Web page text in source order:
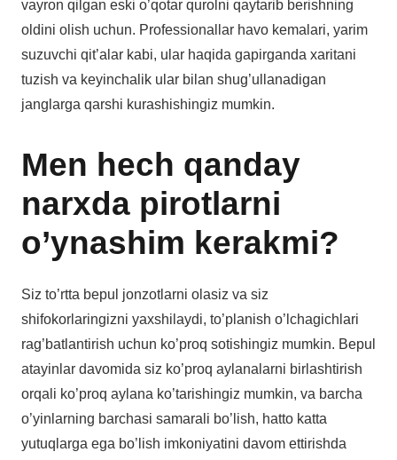
vayron qilgan eski o’qotar qurolni qaytarib berishning
oldini olish uchun. Professionallar havo kemalari, yarim
suzuvchi qit’alar kabi, ular haqida gapirganda xaritani
tuzish va keyinchalik ular bilan shug’ullanadigan
janglarga qarshi kurashishingiz mumkin.
Men hech qanday
narxda pirotlarni
o’ynashim kerakmi?
Siz to’rtta bepul jonzotlarni olasiz va siz
shifokorlaringizni yaxshilaydi, to’planish o’lchagichlari
rag’batlantirish uchun ko’proq sotishingiz mumkin. Bepul
atayinlar davomida siz ko’proq aylanalarni birlashtirish
orqali ko’proq aylana ko’tarishingiz mumkin, va barcha
o’yinlarning barchasi samarali bo’lish, hatto katta
yutuqlarga ega bo’lish imkoniyatini davom ettirishda